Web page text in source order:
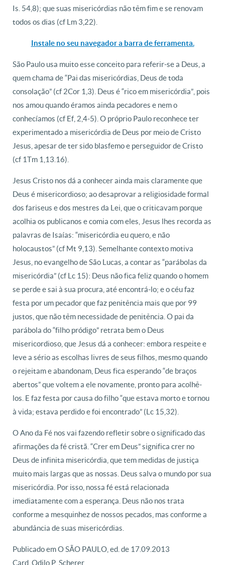
Is. 54,8); que suas misericórdias não têm fim e se renovam
todos os dias (cf Lm 3,22).
Instale no seu navegador a barra de ferramenta.
São Paulo usa muito esse conceito para referir-se a Deus, a
quem chama de “Pai das misericórdias, Deus de toda
consolação” (cf 2Cor 1,3). Deus é “rico em misericórdia”, pois
nos amou quando éramos ainda pecadores e nem o
conhecíamos (cf Ef, 2,4-5). O próprio Paulo reconhece ter
experimentado a misericórdia de Deus por meio de Cristo
Jesus, apesar de ter sido blasfemo e perseguidor de Cristo
(cf 1Tm 1,13.16).
Jesus Cristo nos dá a conhecer ainda mais claramente que
Deus é misericordioso; ao desaprovar a religiosidade formal
dos fariseus e dos mestres da Lei, que o criticavam porque
acolhia os publicanos e comia com eles, Jesus lhes recorda as
palavras de Isaías: “misericórdia eu quero, e não
holocaustos” (cf Mt 9,13). Semelhante contexto motiva
Jesus, no evangelho de São Lucas, a contar as “parábolas da
misericórdia” (cf Lc 15): Deus não fica feliz quando o homem
se perde e sai à sua procura, até encontrá-lo; e o céu faz
festa por um pecador que faz penitência mais que por 99
justos, que não têm necessidade de penitência. O pai da
parábola do “filho pródigo” retrata bem o Deus
misericordioso, que Jesus dá a conhecer: embora respeite e
leve a sério as escolhas livres de seus filhos, mesmo quando
o rejeitam e abandonam, Deus fica esperando “de braços
abertos” que voltem a ele novamente, pronto para acolhê-
los. E faz festa por causa do filho “que estava morto e tornou
à vida; estava perdido e foi encontrado” (Lc 15,32).
O Ano da Fé nos vai fazendo refletir sobre o significado das
afirmações da fé cristã. “Crer em Deus” significa crer no
Deus de infinita misericórdia, que tem medidas de justiça
muito mais largas que as nossas. Deus salva o mundo por sua
misericórdia. Por isso, nossa fé está relacionada
imediatamente com a esperança. Deus não nos trata
conforme a mesquinhez de nossos pecados, mas conforme a
abundância de suas misericórdias.
Publicado em O SÃO PAULO, ed. de 17.09.2013
Card. Odilo P. Scherer